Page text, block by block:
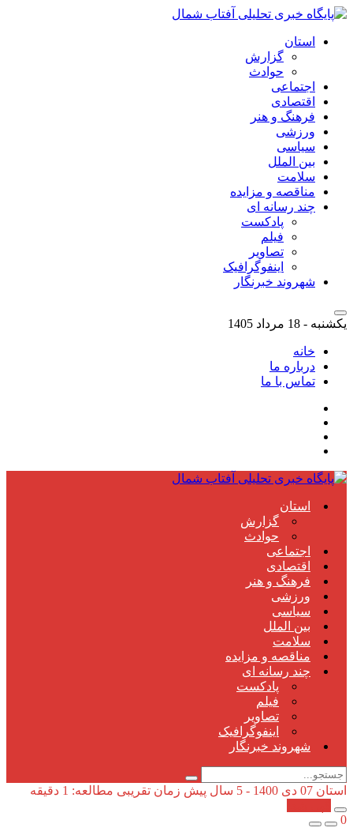
استان
گزارش
حوادث
اجتماعی
اقتصادی
فرهنگ و هنر
ورزشی
سیاسی
بین الملل
سلامت
مناقصه و مزایده
چند رسانه ای
پادکست
فیلم
تصاویر
اینفوگرافیک
شهروند خبرنگار
یکشنبه - 18 مرداد 1405
خانه
درباره ما
تماس با ما
استان
گزارش
حوادث
اجتماعی
اقتصادی
فرهنگ و هنر
ورزشی
سیاسی
بین الملل
سلامت
مناقصه و مزایده
چند رسانه ای
پادکست
فیلم
تصاویر
اینفوگرافیک
شهروند خبرنگار
استان 07 دی 1400 - 5 سال پیش
زمان تقریبی مطالعه: 1 دقیقه
0